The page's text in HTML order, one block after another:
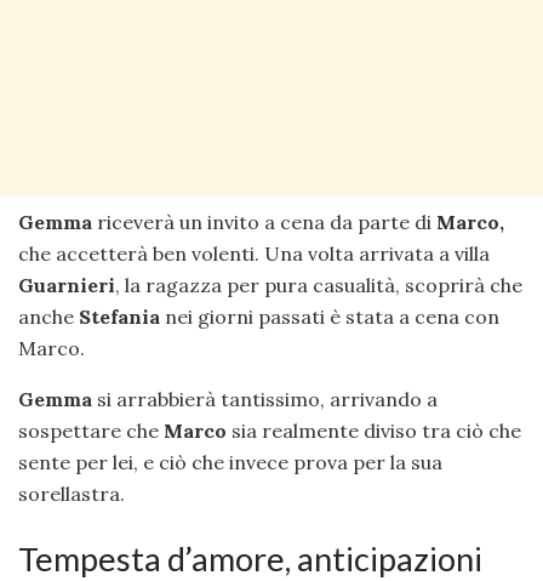
Gemma riceverà un invito a cena da parte di Marco,
che accetterà ben volenti. Una volta arrivata a villa
Guarnieri, la ragazza per pura casualità, scoprirà che
anche Stefania nei giorni passati è stata a cena con
Marco.
Gemma si arrabbierà tantissimo, arrivando a
sospettare che Marco sia realmente diviso tra ciò che
sente per lei, e ciò che invece prova per la sua
sorellastra.
Tempesta d’amore, anticipazioni